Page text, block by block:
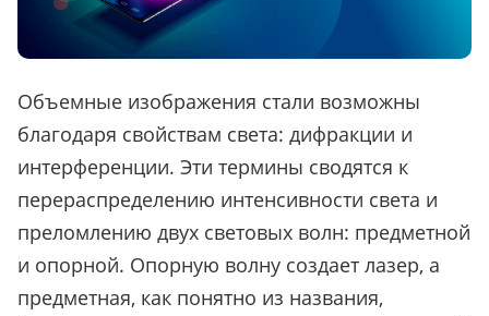
Объемные изображения стали возможны
благодаря свойствам света: дифракции и
интерференции. Эти термины сводятся к
перераспределению интенсивности света и
преломлению двух световых волн: предметной
и опорной. Опорную волну создает лазер, а
предметная, как понятно из названия,